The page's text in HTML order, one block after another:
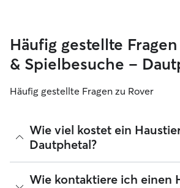
Häufig gestellte
& Spielbesuche –
Häufig gestellte Fragen zu Rover
Wie viel kostet ein
Dautphetal?
Haustiersitter können ihre Preise bei
Wie kontaktiere ich einen